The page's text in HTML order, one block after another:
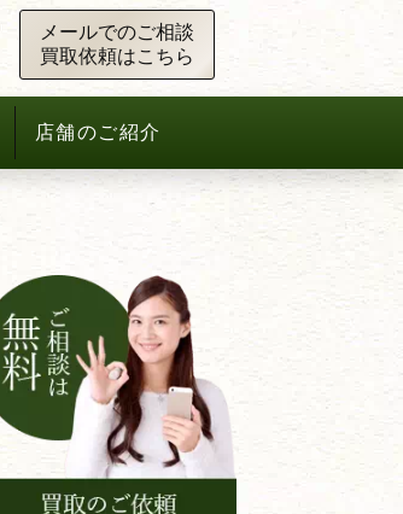
店舗のご紹介
メールでのご相談
買取依頼はこちら